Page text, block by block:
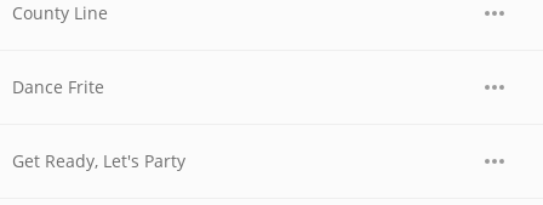
County Line
Dance Frite
Get Ready, Let's Party